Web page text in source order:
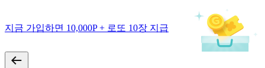
지금 가입하면 10,000P + 로또 10장 지급